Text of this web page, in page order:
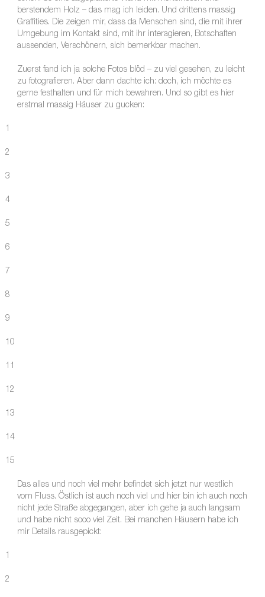
berstendem Holz – das mag ich leiden. Und drittens massig
Graffities. Die zeigen mir, dass da Menschen sind, die mit ihrer
Umgebung im Kontakt sind, mit ihr interagieren, Botschaften
aussenden, Verschönern, sich bemerkbar machen.
Zuerst fand ich ja solche Fotos blöd – zu viel gesehen, zu leicht
zu fotografieren. Aber dann dachte ich: doch, ich möchte es
gerne festhalten und für mich bewahren. Und so gibt es hier
erstmal massig Häuser zu gucken:
1
2
3
4
5
6
7
8
9
10
11
12
13
14
15
Das alles und noch viel mehr befindet sich jetzt nur westlich
vom Fluss. Östlich ist auch noch viel und hier bin ich auch noch
nicht jede Straße abgegangen, aber ich gehe ja auch langsam
und habe nicht sooo viel Zeit. Bei manchen Häusern habe ich
mir Details rausgepickt:
1
2